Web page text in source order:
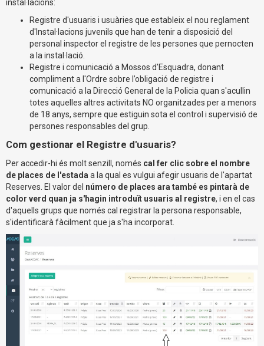
instal·lacions:
Registre d'usuaris i usuàries que estableix el nou reglament
d'Instal·lacions juvenils que han de tenir a disposició del
personal inspector el registre de les persones que pernocten
a la instal·lació.
Registre i comunicació a Mossos d'Esquadra, donant
compliment a l'Ordre sobre l’obligació de registre i
comunicació a la Direcció General de la Policia quan s'acullin
totes aquelles altres activitats NO organitzades per a menors
de 18 anys, sempre que estiguin sota el control i supervisió de
persones responsables del grup.
Com gestionar el Registre d'usuaris?
Per accedir-hi és molt senzill, només cal fer clic sobre el nombre
de places de l'estada a la qual es vulgui afegir usuaris de l'apartat
Reserves. El valor del número de places ara també es pintarà de
color verd quan ja s'hagin introduït usuaris al registre, i en el cas
d'aquells grups que només cal registrar la persona responsable,
s'identificarà fàcilment que ja s'ha incorporat.